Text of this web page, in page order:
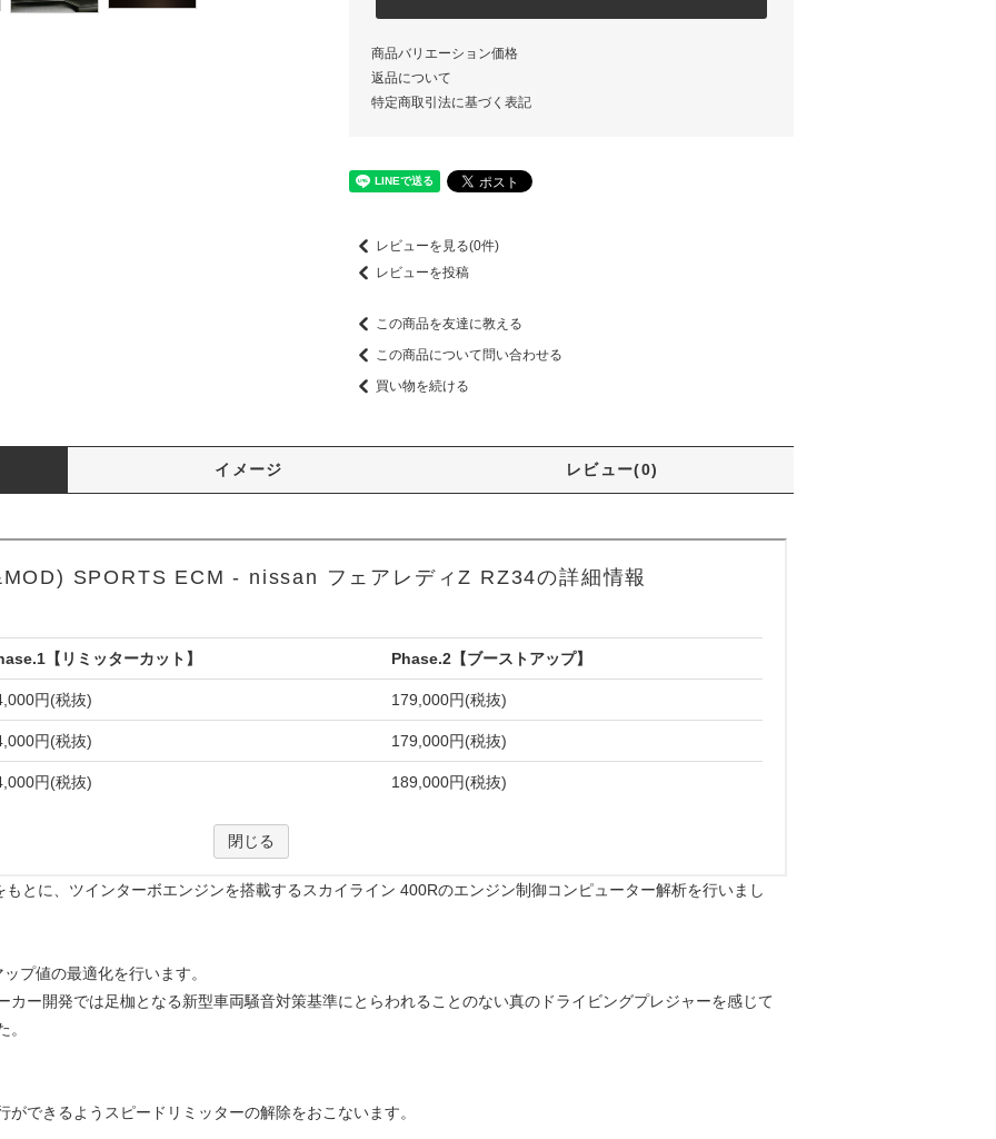
商品バリエーション価格
返品について
特定商取引法に基づく表記
レビューを見る(0件)
レビューを投稿
この商品を友達に教える
この商品について問い合わせる
買い物を続ける
イメージ レビュー(0)
とに、ツインターボエンジンを搭載するスカイライン 400Rのエンジン制御コンピューター解析を行いまし
プ値の最適化を行います。
カー開発では足枷となる新型車両騒音対策基準にとらわれることのない真のドライビングプレジャーを感じて
できるようスピードリミッターの解除をおこないます。